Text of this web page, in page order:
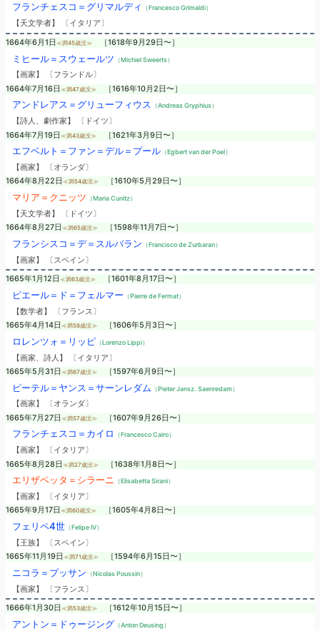
フランチェスコ＝グリマルディ （Francesco Grimaldi）
【天文学者】 〔イタリア〕
1664年6月1日 ≪満45歳没≫ ［1618年9月29日〜］
ミヒール＝スウェールツ （Michiel Sweerts）
【画家】 〔フランドル〕
1664年7月16日 ≪満47歳没≫ ［1616年10月2日〜］
アンドレアス＝グリューフィウス （Andreas Gryphius）
【詩人、劇作家】 〔ドイツ〕
1664年7月19日 ≪満43歳没≫ ［1621年3月9日〜］
エフベルト＝ファン＝デル＝プール（Egbert van der Poel）
【画家】 〔オランダ〕
1664年8月22日 ≪満54歳没≫ ［1610年5月29日〜］
マリア＝クニッツ （Maria Cunitz）
【天文学者】 〔ドイツ〕
1664年8月27日 ≪満65歳没≫ ［1598年11月7日〜］
フランシスコ＝デ＝スルバラン （Francisco de Zurbaran）
【画家】 〔スペイン〕
1665年1月12日 ≪満63歳没≫ ［1601年8月17日〜］
ピエール＝ド＝フェルマー （Pierre de Fermat）
【数学者】 〔フランス〕
1665年4月14日 ≪満58歳没≫ ［1606年5月3日〜］
ロレンツォ＝リッピ（Lorenzo Lippi）
【画家、詩人】 〔イタリア〕
1665年5月31日 ≪満67歳没≫ ［1597年6月9日〜］
ピーテル＝ヤンス＝サーンレダム （Pieter Jansz. Saenredam）
【画家】 〔オランダ〕
1665年7月27日 ≪満57歳没≫ ［1607年9月26日〜］
フランチェスコ＝カイロ （Francesco Cairo）
【画家】 〔イタリア〕
1665年8月28日 ≪満27歳没≫ ［1638年1月8日〜］
エリザベッタ＝シラーニ （Elisabetta Sirani）
【画家】 〔イタリア〕
1665年9月17日 ≪満60歳没≫ ［1605年4月8日〜］
フェリペ4世（Felipe IV）
【王族】 〔スペイン〕
1665年11月19日 ≪満71歳没≫ ［1594年6月15日〜］
ニコラ＝プッサン （Nicolas Poussin）
【画家】 〔フランス〕
1666年1月30日 ≪満53歳没≫ ［1612年10月15日〜］
アントン＝ドゥージング （Anton Deusing）